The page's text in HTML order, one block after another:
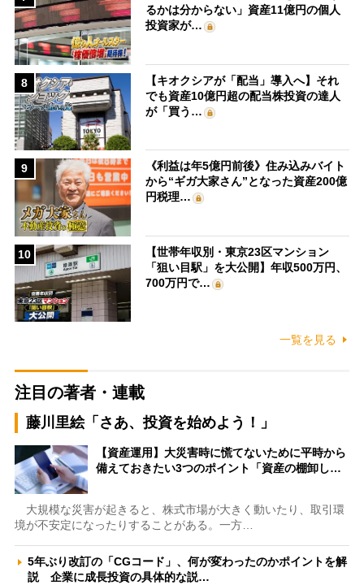
るかは分からない」資産11億円の個人
投資家が…
8
【キオクシアが「配当」導入へ】それ
でも資産10億円超の配当株投資の達人
が「買う…
9
《利益は年5億円前後》住み込みバイト
から“ギガ大家さん”となった資産200億
円税理…
10
【世帯年収別・東京23区マンション
「狙い目駅」を大公開】年収500万円、
700万円で…
一覧を見る
注目の著者・連載
藤川里絵「さあ、投資を始めよう！」
【資産運用】大災害時に慌てないために平時から
備えておきたい3つのポイント「資産の棚卸し…
大規模な災害が起きると、株式市場が大きく動いたり、取引環
境が不安定になったりすることがある。一方…
5年ぶり改訂の「CGコード」、何が変わったのかポイントを解
説 企業に成長投資の具体的な説…